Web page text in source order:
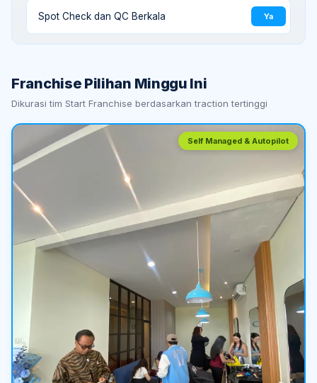
Spot Check dan QC Berkala Ya
Franchise Pilihan Minggu Ini
Dikurasi tim Start Franchise berdasarkan traction tertinggi
Self Managed & Autopilot